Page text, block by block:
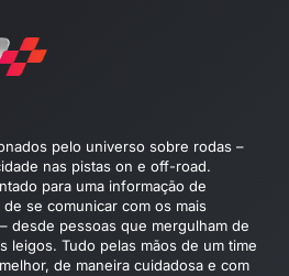
pelo universo sobre rodas –
nas pistas on e off-road.
para uma informação de
se comunicar com os mais
desde pessoas que mergulham de
leigos. Tudo pelas mãos de um time
de maneira cuidadosa e com